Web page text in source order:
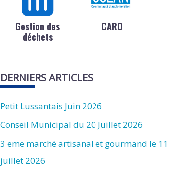
Gestion des
déchets
CARO
DERNIERS ARTICLES
Petit Lussantais Juin 2026
Conseil Municipal du 20 Juillet 2026
3 eme marché artisanal et gourmand le 11
juillet 2026